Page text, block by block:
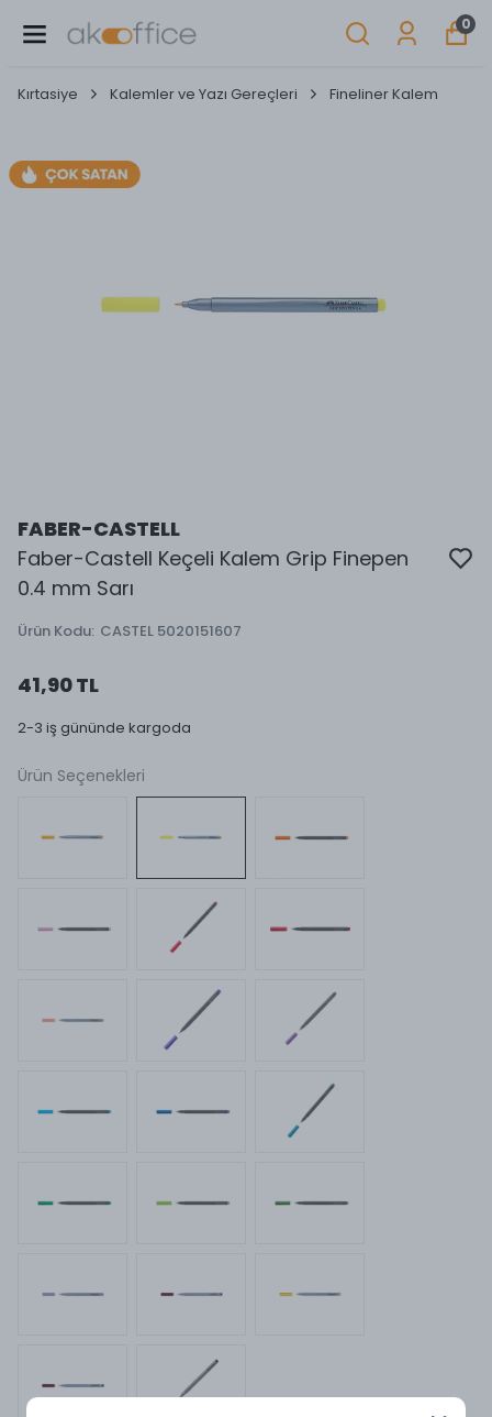
0
Kırtasiye Kalemler ve Yazı Gereçleri Fineliner Kalem
FABER-CASTELL
Faber-Castell Keçeli Kalem Grip Finepen
0.4 mm Sarı
Ürün Kodu: CASTEL 5020151607
41,90 TL
2-3 iş gününde kargoda
Ürün Seçenekleri